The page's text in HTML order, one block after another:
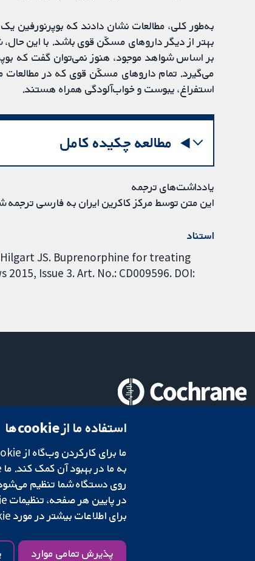
به‌طور کلی، مطالعات نشان دادند که
بهتر از دیگر داروهای مسکّن قوی باشد. با این
بر اساس شواهد موجود، هنوز نمی‌توان گفت که
می‌گیرد. تمام داروهای مسکّن قوی که در مطالعات
استفراغ، یبوست و خواب‌آلودگی همراه هستند.
مطالعه چکیده کامل
یادداشت‌های ترجمه
این متن توسط مرکز کاکرین ایران به فارسی
استناد
JS. Buprenorphine for treating
Issue 3. Art. No.: CD009596. DOI:
شبکه همکاری کاکرین، یک مؤسسه خیریه (شماره 1045921) و یک شرکت با مسئولیت محدود به‌صورت ضمانت (شماره 03044323) ثبت‌شده در انگلستان و ولز است. شماره ثبت مالیات بر ارزش افزوده: GB 718 2127 49.
سلب مسئولیت حریم خصوصی| سیاست
استفاده ما از cookie‌ها
در پایین هر صفحه، تنظیمات cookie‌ خود را تغییر دهید.
برای اطلاعات بیشتر در مورد cookie‌هایی که استفاده می‌کنیم،
پذیرش تمامی موارد